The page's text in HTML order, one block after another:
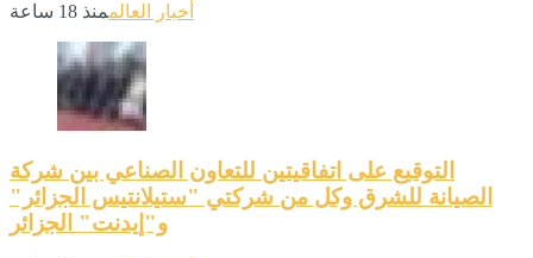
أخبار العالممنذ 18 ساعة
التوقيع على اتفاقيتين للتعاون الصناعي بين شركة
الصيانة للشرق وكل من شركتي "ستيلانتيس الجزائر"
و"إيدنت" الجزائر